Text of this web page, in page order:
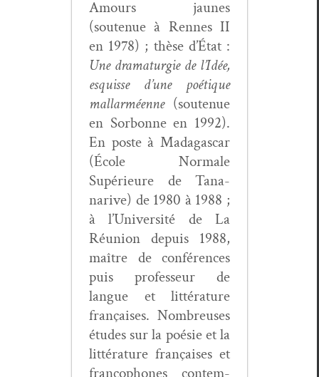
Amours jaunes
(soutenue à Rennes II
en 1978) ; thèse d’État :
Une dra­maturgie de l’Idée,
esquisse d’une poé­tique
mal­lar­méenne(soutenue
en Sor­bonne en 1992).
En poste à Mada­gas­car
(École Nor­male
Supérieure de Tana­
narive) de 1980 à 1988 ;
à l’Université de La
Réu­nion depuis 1988,
maître de con­férences
puis pro­fesseur de
langue et lit­téra­ture
français­es. Nom­breuses
études sur la poésie et la
lit­téra­ture français­es et
fran­coph­o­nes con­tem­